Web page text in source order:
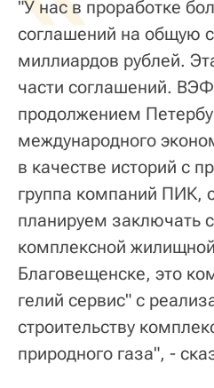
"У нас в проработке
соглашений на общую
миллиардов рублей.
части соглашений.
продолжением
международного
в качестве историй с
группа компаний ПИК,
планируем заключать
комплексной
Благовещенске, это
гелий сервис" с
строительству
природного газа", -